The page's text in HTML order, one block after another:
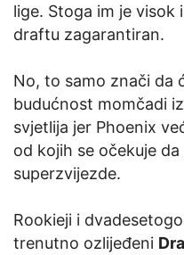
lige. Stoga im je visok
draftu zagarantiran.
No, to samo znači da
budućnost momčadi
svjetlija jer Phoenix
od kojih se očekuje
superzvijezde.
Rookieji i
trenutno ozlijeđeni